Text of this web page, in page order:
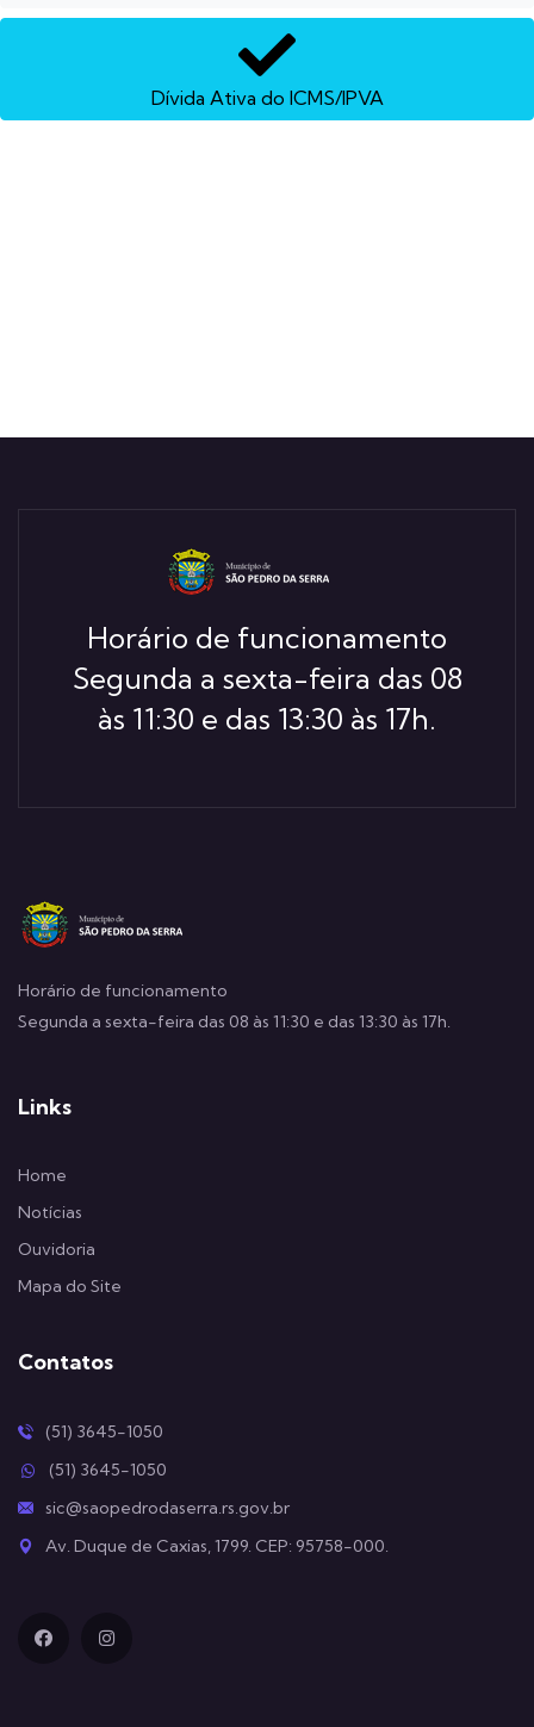
Dívida Ativa do ICMS/IPVA
Horário de funcionamento
Segunda a sexta-feira das 08
às 11:30 e das 13:30 às 17h.
Horário de funcionamento
Segunda a sexta-feira das 08 às 11:30 e das 13:30 às 17h.
Links
Home
Notícias
Ouvidoria
Mapa do Site
Contatos
(51) 3645-1050
(51) 3645-1050
sic@saopedrodaserra.rs.gov.br
Av. Duque de Caxias, 1799. CEP: 95758-000.